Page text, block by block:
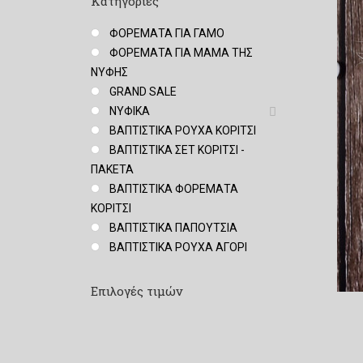
ΦΟΡΕΜΑΤΑ ΓΙΑ ΓΑΜΟ
ΦΟΡΕΜΑΤΑ ΓΙΑ ΜΑΜΑ ΤΗΣ
ΝΥΦΗΣ
GRAND SALE
ΝΥΦΙΚΑ
ΒΑΠΤΙΣΤΙΚΑ ΡΟΥΧΑ ΚΟΡΙΤΣΙ
ΒΑΠΤΙΣΤΙΚΑ ΣΕΤ ΚΟΡΙΤΣΙ -
ΠΑΚΕΤΑ
ΒΑΠΤΙΣΤΙΚΑ ΦΟΡΕΜΑΤΑ
ΚΟΡΙΤΣΙ
ΒΑΠΤΙΣΤΙΚΑ ΠΑΠΟΥΤΣΙΑ
ΒΑΠΤΙΣΤΙΚΑ ΡΟΥΧΑ ΑΓΟΡΙ
Επιλογές τιμών